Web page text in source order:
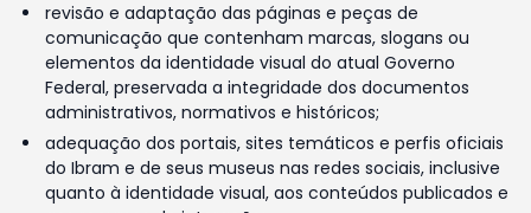
revisão e adaptação das páginas e peças de
comunicação que contenham marcas, slogans ou
elementos da identidade visual do atual Governo
Federal, preservada a integridade dos documentos
administrativos, normativos e históricos;
adequação dos portais, sites temáticos e perfis oficiais
do Ibram e de seus museus nas redes sociais, inclusive
quanto à identidade visual, aos conteúdos publicados e